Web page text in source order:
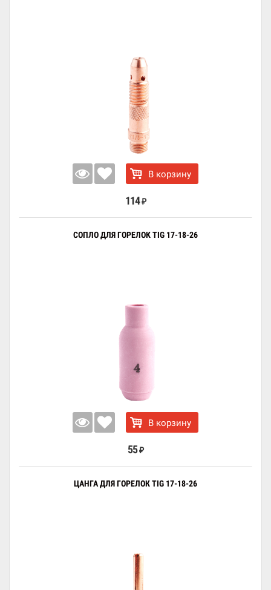
В корзину
114 ₽
СОПЛО ДЛЯ ГОРЕЛОК TIG 17-18-26
В корзину
55 ₽
ЦАНГА ДЛЯ ГОРЕЛОК TIG 17-18-26